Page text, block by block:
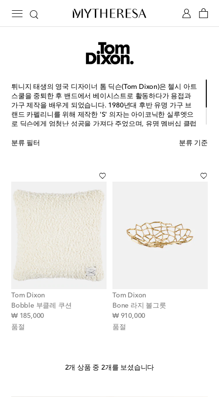
튀니지 태생의 영국 디자이너 톰 딕슨(Tom Dixon)은 첼시 아트
스쿨을 중퇴한 후 밴드에서 베이시스트로 활동하다가 용접과
가구 제작을 배우게 되었습니다. 1980년대 후반 유명 가구 브
랜드 카펠리니를 위해 제작한 'S' 의자는 아이코닉한 실루엣으
로 딕슨에게 엄청난 성공을 가져다 주었으며, 유명 멤버십 클럽
어 작업 또한 그의 대표작으로 잘 알려져 있습니다. 간결한 선
분류 필터 분류 기준
Tom Dixon
Bobble 부클레 쿠션
₩ 185,000original price
품절
Tom Dixon
Bone 라지 볼그릇
₩ 910,000original price
품절
2개 상품 중 2개를 보셨습니다